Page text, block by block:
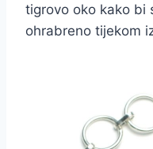
tigrovo oko kako bi
ohrabreno tijekom